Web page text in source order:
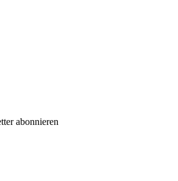
abonnieren